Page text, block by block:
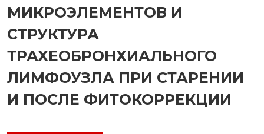
МИКРОЭЛЕМЕНТОВ И
СТРУКТУРА
ТРАХЕОБРОНХИАЛЬНОГО
ЛИМФОУЗЛА ПРИ СТАРЕНИИ
И ПОСЛЕ ФИТОКОРРЕКЦИИ